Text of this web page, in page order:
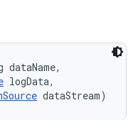
logData,
dataStream)